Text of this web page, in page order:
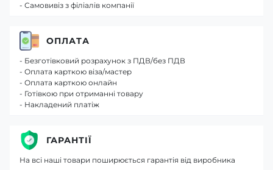
- Самовивіз з філіалів компанії
ОПЛАТА
- Безготівковий розрахунок з ПДВ/без ПДВ
- Оплата карткою віза/мастер
- Оплата карткою онлайн
- Готівкою при отриманні товару
- Накладений платіж
ГАРАНТІЇ
На всі наші товари поширюється гарантія від виробника